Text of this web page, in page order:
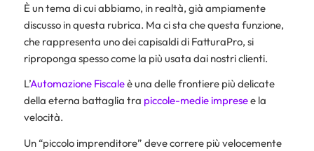
È un tema di cui abbiamo, in realtà, già ampiamente
discusso in questa rubrica. Ma ci sta che questa funzione,
che rappresenta uno dei capisaldi di FatturaPro, si
riproponga spesso come la più usata dai nostri clienti.
L’Automazione Fiscaleè una delle frontiere più delicate
della eterna battaglia tra piccole-medie impresee la
velocità.
Un “piccolo imprenditore” deve correre più velocemente